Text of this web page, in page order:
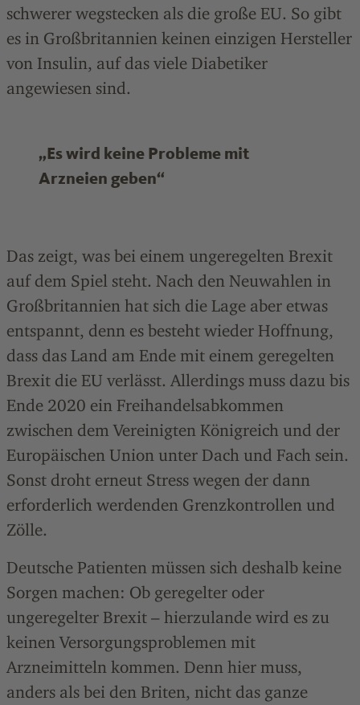
schwerer wegstecken als die große EU. So gibt
es in Großbritannien keinen einzigen Hersteller
von Insulin, auf das viele Diabetiker
angewiesen sind.
„Es wird keine Probleme mit
Arzneien geben“
Das zeigt, was bei einem ungeregelten Brexit
auf dem Spiel steht. Nach den Neuwahlen in
Großbritannien hat sich die Lage aber etwas
entspannt, denn es besteht wieder Hoffnung,
dass das Land am Ende mit einem geregelten
Brexit die EU verlässt. Allerdings muss dazu bis
Ende 2020 ein Freihandelsabkommen
zwischen dem Vereinigten Königreich und der
Europäischen Union unter Dach und Fach sein.
Sonst droht erneut Stress wegen der dann
erforderlich werdenden Grenzkontrollen und
Zölle.
Deutsche Patienten müssen sich deshalb keine
Sorgen machen: Ob geregelter oder
ungeregelter Brexit – hierzulande wird es zu
keinen Versorgungsproblemen mit
Arzneimitteln kommen. Denn hier muss,
anders als bei den Briten, nicht das ganze